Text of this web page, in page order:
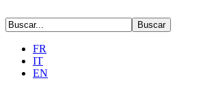
FR
IT
EN